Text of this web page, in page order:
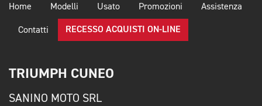
Home Modelli Usato Promozioni Assistenza
Contatti RECESSO ACQUISTI ON-LINE
TRIUMPH CUNEO
SANINO MOTO SRL